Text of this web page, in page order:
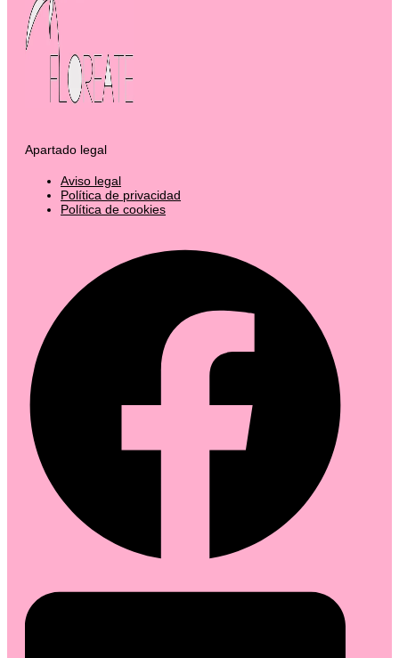
Apartado legal
Aviso legal
Política de privacidad
Política de cookies